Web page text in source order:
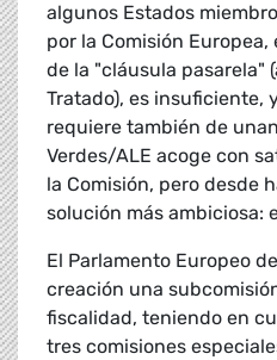
algunos Estados
por la Comisión
de la "cláusula pasarela"
Tratado), es insuficiente,
requiere también de
Verdes/ALE acoge con
la Comisión, pero desde
solución más ambiciosa:
El Parlamento Europeo
creación una
fiscalidad, teniendo en
tres comisiones